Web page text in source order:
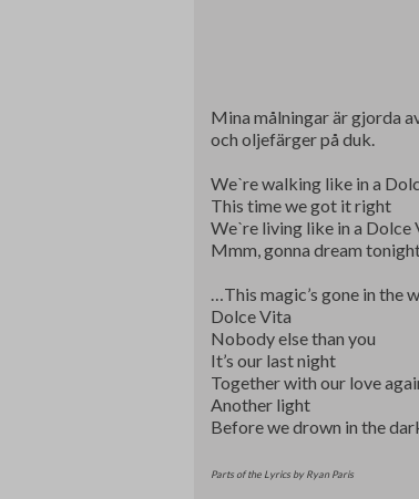
Mina målningar är gjorda
och oljefärger på duk.
Weˋre walking like in a
This time we got it right
Weˋre living like in a Dolce
Mmm, gonna dream
…This magic’s gone in the
Dolce Vita
Nobody else than you
It’s our last night
Together with our love
Another light
Before we drown in the
Parts of the Lyrics by Ryan Paris